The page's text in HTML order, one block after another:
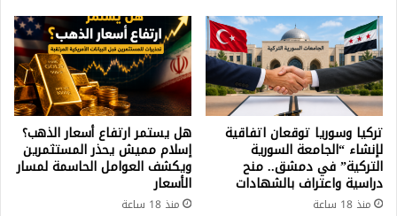
تركيا وسوريا توقعان اتفاقية
لإنشاء “الجامعة السورية
التركية” في دمشق.. منح
دراسية واعتراف بالشهادات
منذ 18 ساعة
هل يستمر ارتفاع أسعار الذهب؟
إسلام مميش يحذر المستثمرين
ويكشف العوامل الحاسمة لمسار
الأسعار
منذ 18 ساعة